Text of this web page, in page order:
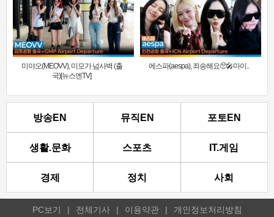
미야오(MEOVV), 미모가 넘사벽 (출
국)[뉴스엔TV]
에스파(aespa), 죄송해요🥺🎤마이..
방송EN 뮤직EN 포토EN
생활.문화 스포츠 IT.게임
경제 정치 사회
PC보기 | 전체기사 | 이용약관 | 개인정보처리방침